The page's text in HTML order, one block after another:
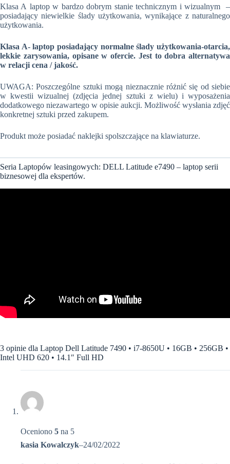
Klasa A laptop w bardzo dobrym stanie technicznym i wizualnym –
posiadający niewielkie ślady użytkowania, wynikające z naturalnego
użytkowania.
Klasa A- laptop posiadający normalne ślady użytkowania-otarcia,
lekkie zarysowania, opisane w ofercie. Jest to dobra alternatywa
w relacji cena / jakość.
UWAGA: Poszczególne sztuki mogą nieznacznie różnić się od siebie
w kwestii wizualnej (zdjęcia jednej sztuki z wielu) i wyposażenia
dodatkowego niezawartego w opisie aukcji. Możliwość wysłania zdjęć
konkretnej sztuki przed zakupem.
Produkt może posiadać naklejki spolszczające na klawiaturze.
Seria Laptopów leasingowych: DELL Latitude e7490 – laptop serii
biznesowej dla ekspertów.
3 opinie dla Laptop Dell Latitude 7490 • i7-8650U • 16GB • 256GB •
Intel UHD 620 • 14.1″ Full HD
Oceniono 5 na 5
kasia Kowalczyk–24/02/2022